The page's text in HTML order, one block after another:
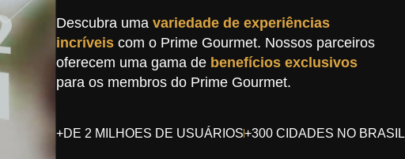
Descubra uma variedade de experiências
incríveis com o Prime Gourmet. Nossos parceiros
oferecem uma gama de benefícios exclusivos
para os membros do Prime Gourmet.
+DE 2 MILHOES DE USUÁRIOS+300 CIDADES NO BRASIL